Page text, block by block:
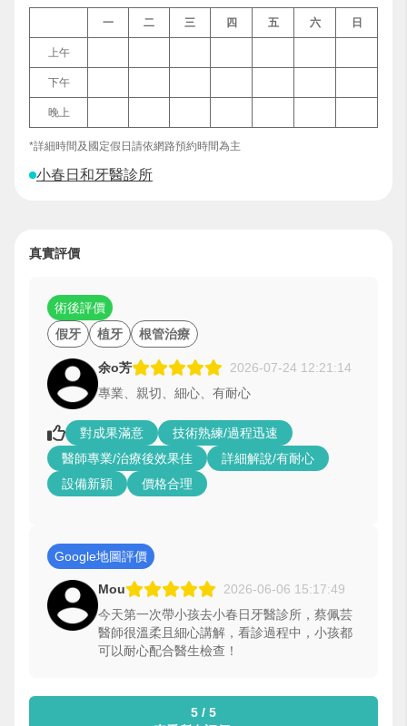
一 二 三 四 五 六 日
上午
下午
晚上
*詳細時間及國定假日請依網路預約時間為主
小春日和牙醫診所
真實評價
假牙 植牙 根管治療
術後評價
余o芳
2026-07-24 12:21:14
專業、親切、細心、有耐心
對成果滿意
技術熟練/過程迅速
醫師專業/治療後效果佳
詳細解說/有耐心
設備新穎
價格合理
Google地圖評價
Mou
2026-06-06 15:17:49
今天第一次帶小孩去小春日牙醫診所，蔡佩芸
醫師很溫柔且細心講解，看診過程中，小孩都
可以耐心配合醫生檢查！
5 / 5